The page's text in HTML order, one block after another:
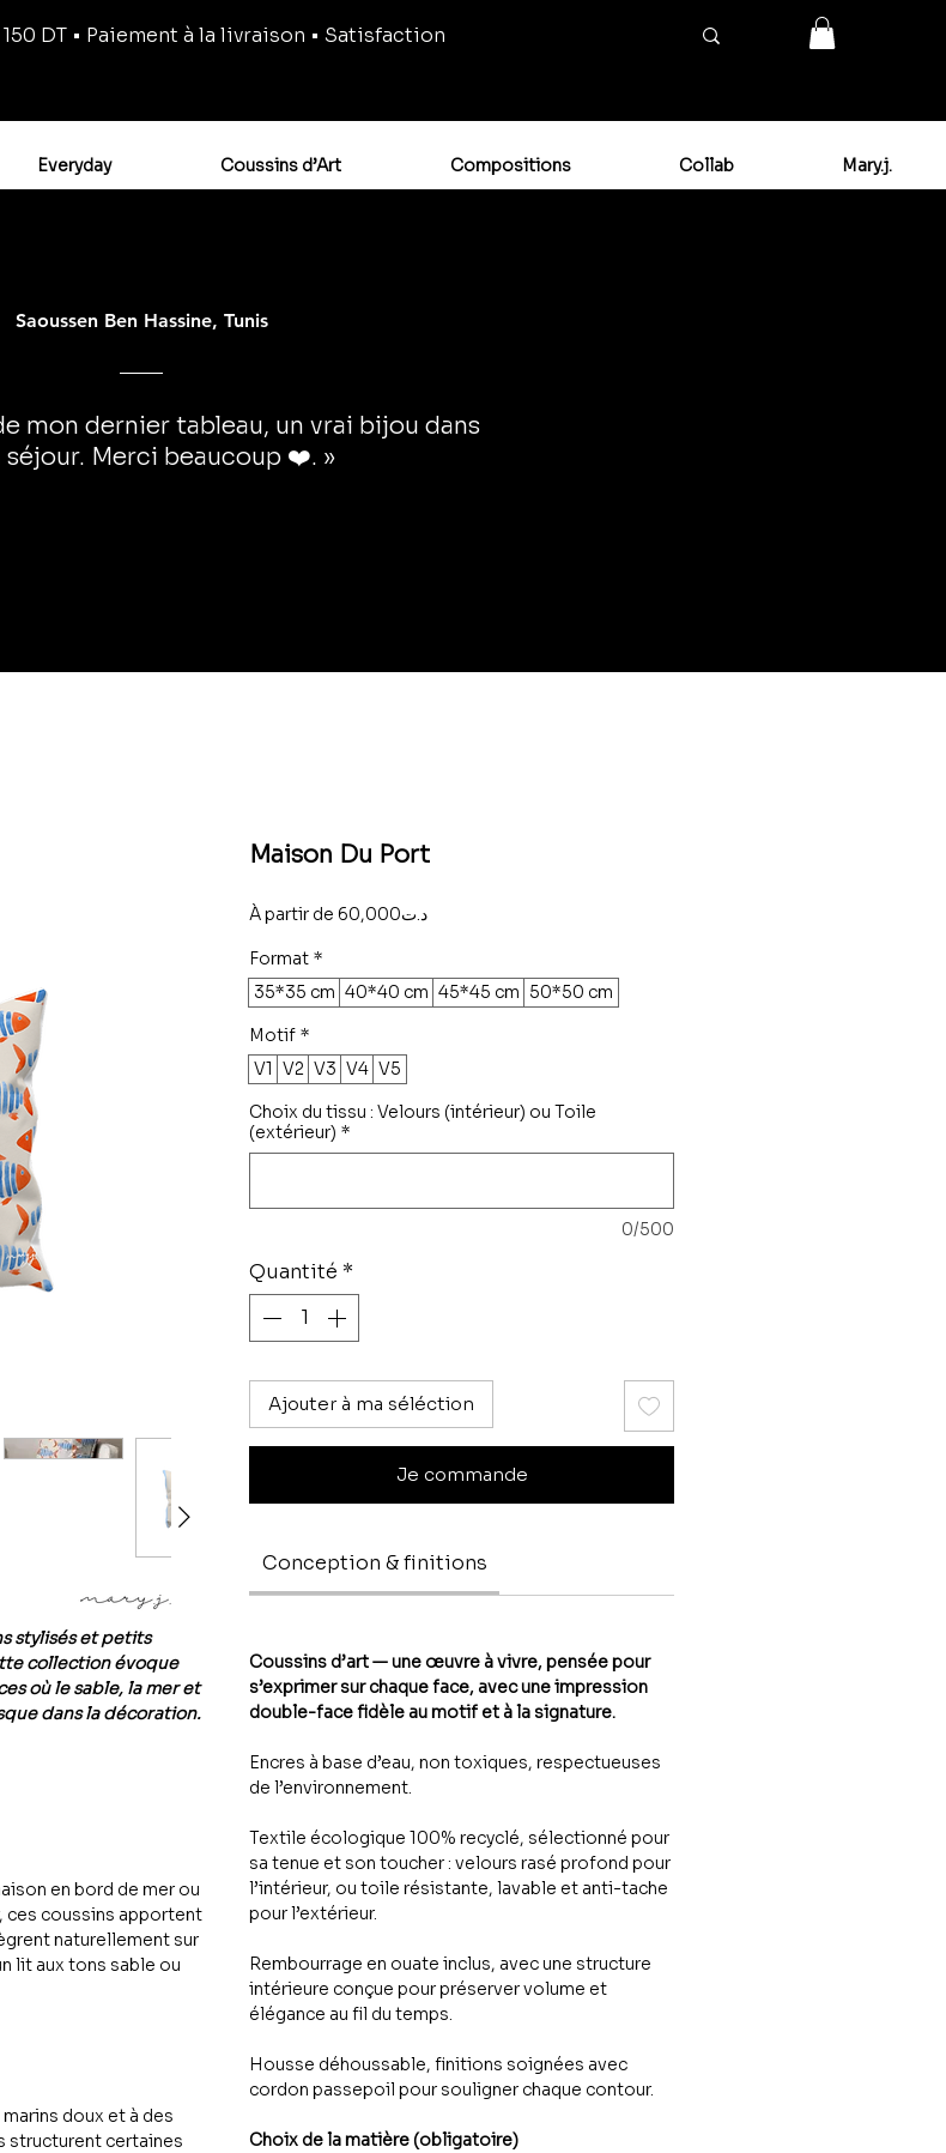
DT • Paiement à la livraison • Satisfaction
Everyday Coussins d’Art Compositions Collab Mary.j.
Saoussen Ben Hassine, Tunis
mon dernier tableau, un vrai bijou dans
séjour. Merci beaucoup ❤️. »
stylisés et petits
collection évoque
où le sable, la mer et
dans la décoration.
en bord de mer ou
ces coussins apportent
naturellement sur
lit aux tons sable ou
doux et à des
structurent certaines
Maison Du Port
À partir de 60,000د.تPrix
Format *
35*35 cm 40*40 cm 45*45 cm 50*50 cm
Motif *
V1 V2 V3 V4 V5
Choix du tissu : Velours (intérieur) ou Toile
(extérieur) *
0/500
Quantité *
Ajouter à ma séléction
Je commande
Conception & finitions
Coussins d’art — une œuvre à vivre, pensée pour
s’exprimer sur chaque face, avec une impression
double-face fidèle au motif et à la signature.
Encres à base d’eau, non toxiques, respectueuses
de l’environnement.
Textile écologique 100% recyclé, sélectionné pour
sa tenue et son toucher : velours rasé profond pour
l’intérieur, ou toile résistante, lavable et anti-tache
pour l’extérieur.
Rembourrage en ouate inclus, avec une structure
intérieure conçue pour préserver volume et
élégance au fil du temps.
Housse déhoussable, finitions soignées avec
cordon passepoil pour souligner chaque contour.
Choix de la matière (obligatoire)